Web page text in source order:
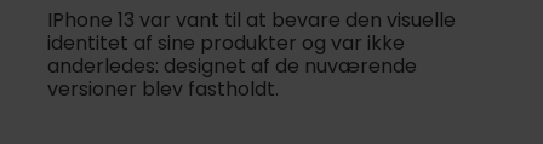
IPhone 13 var vant til at bevare den visuelle
identitet af sine produkter og var ikke
anderledes: designet af de nuværende
versioner blev fastholdt.